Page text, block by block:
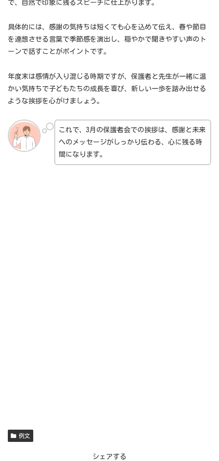
で、自然で印象に残るスピーチに仕上がります。
具体的には、感謝の気持ちは短くても心を込めて伝え、春や節目
を連想させる言葉で季節感を演出し、穏やかで聞きやすい声のト
ーンで話すことがポイントです。
年度末は感情が入り混じる時期ですが、保護者と先生が一緒に温
かい気持ちで子どもたちの成長を喜び、新しい一歩を踏み出せる
ような挨拶を心がけましょう。
これで、3月の保護者会での挨拶は、感謝と未来
へのメッセージがしっかり伝わる、心に残る時
間になります。
例文
シェアする